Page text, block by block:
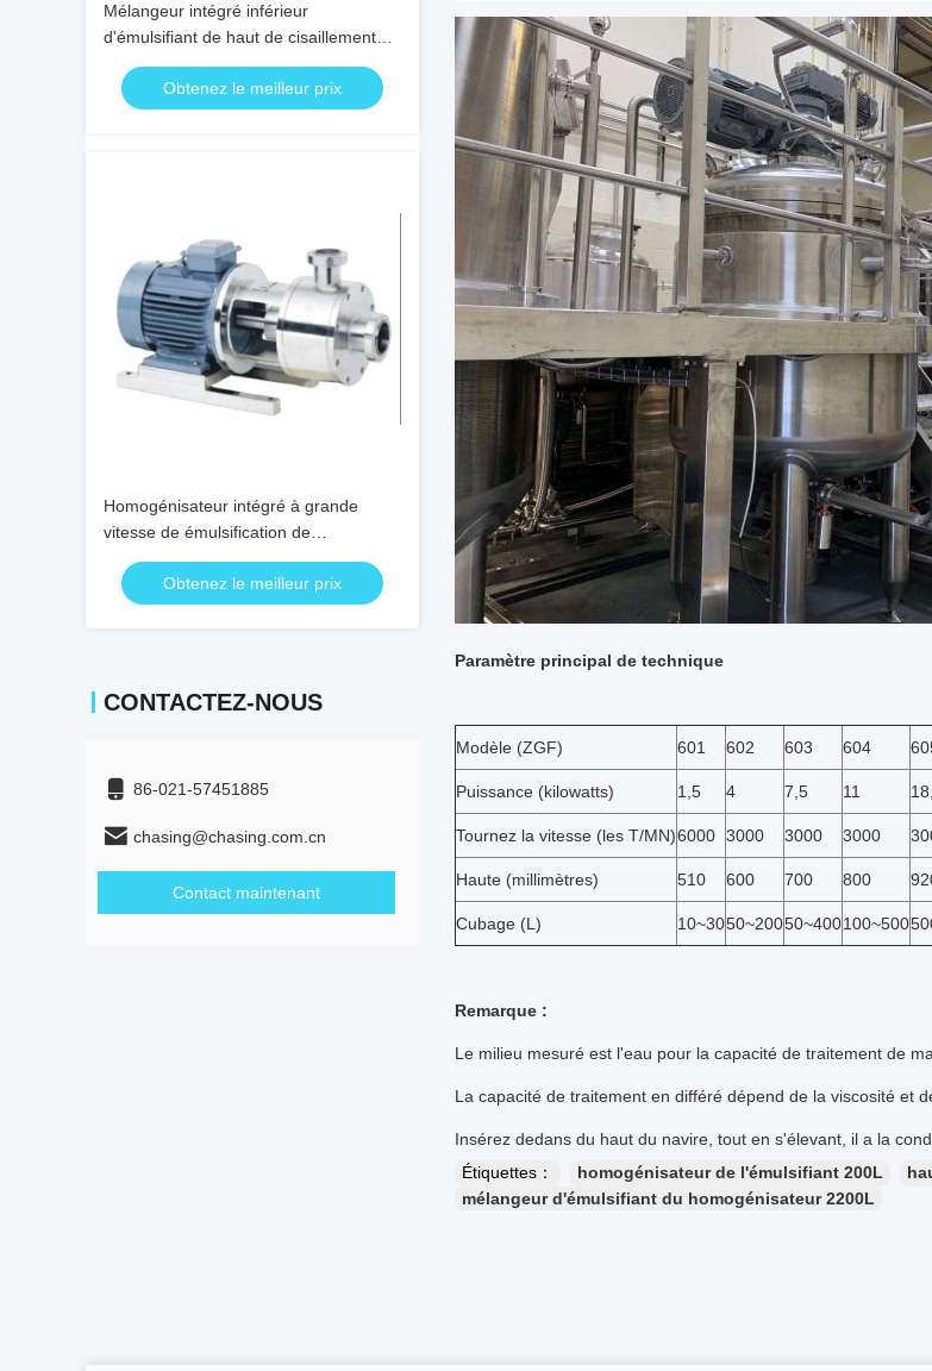
Mélangeur intégré inférieur
d'émulsifiant de haut de cisaillement
mélangeur crème cosmétique de
homogénisateur
Obtenez le meilleur prix
Homogénisateur intégré à grande
vitesse de émulsification de
cisaillement de catégorie comestible de
homogénisateur de pompe haut
Obtenez le meilleur prix
CONTACTEZ-NOUS
86-021-57451885
chasing@chasing.com.cn
Contact maintenant
Paramètre principal de technique
Modèle (ZGF) 601 602 603 604
Puissance (kilowatts) 1,5 4 7,5 11
Tournez la vitesse (les T/MN)6000 3000 3000 3000
Haute (millimètres) 510 600 700 800
Cubage (L) 10~3050~20050~400100~500
Remarque :
Le milieu mesuré est l'eau pour la capacité de traitement de
La capacité de traitement en différé dépend de la viscosité et
Insérez dedans du haut du navire, tout en s'élevant, il a la
Étiquettes：
homogénisateur de l'émulsifiant 200L
mélangeur d'émulsifiant du homogénisateur 2200L